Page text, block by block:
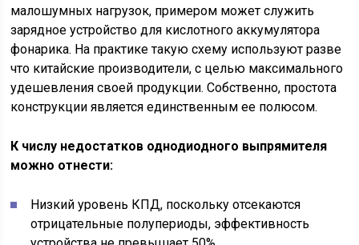
малошумных нагрузок, примером может служить
зарядное устройство для кислотного аккумулятора
фонарика. На практике такую схему используют разве
что китайские производители, с целью максимального
удешевления своей продукции. Собственно, простота
конструкции является единственным ее полюсом.
К числу недостатков однодиодного выпрямителя
можно отнести:
Низкий уровень КПД, поскольку отсекаются
отрицательные полупериоды, эффективность